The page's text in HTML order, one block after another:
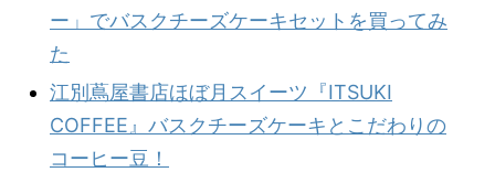
ー」でバスクチーズケーキセットを買ってみ
た
江別蔦屋書店ほぼ月スイーツ『ITSUKI
COFFEE』バスクチーズケーキとこだわりの
コーヒー豆！